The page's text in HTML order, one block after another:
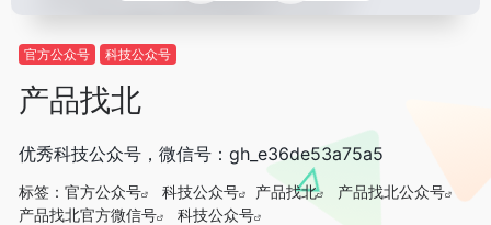
官方公众号 科技公众号
产品找北
优秀科技公众号，微信号：gh_e36de53a75a5
标签： 官方公众号 科技公众号 产品找北
产品找北公众号
产品找北官方微信号
科技公众号